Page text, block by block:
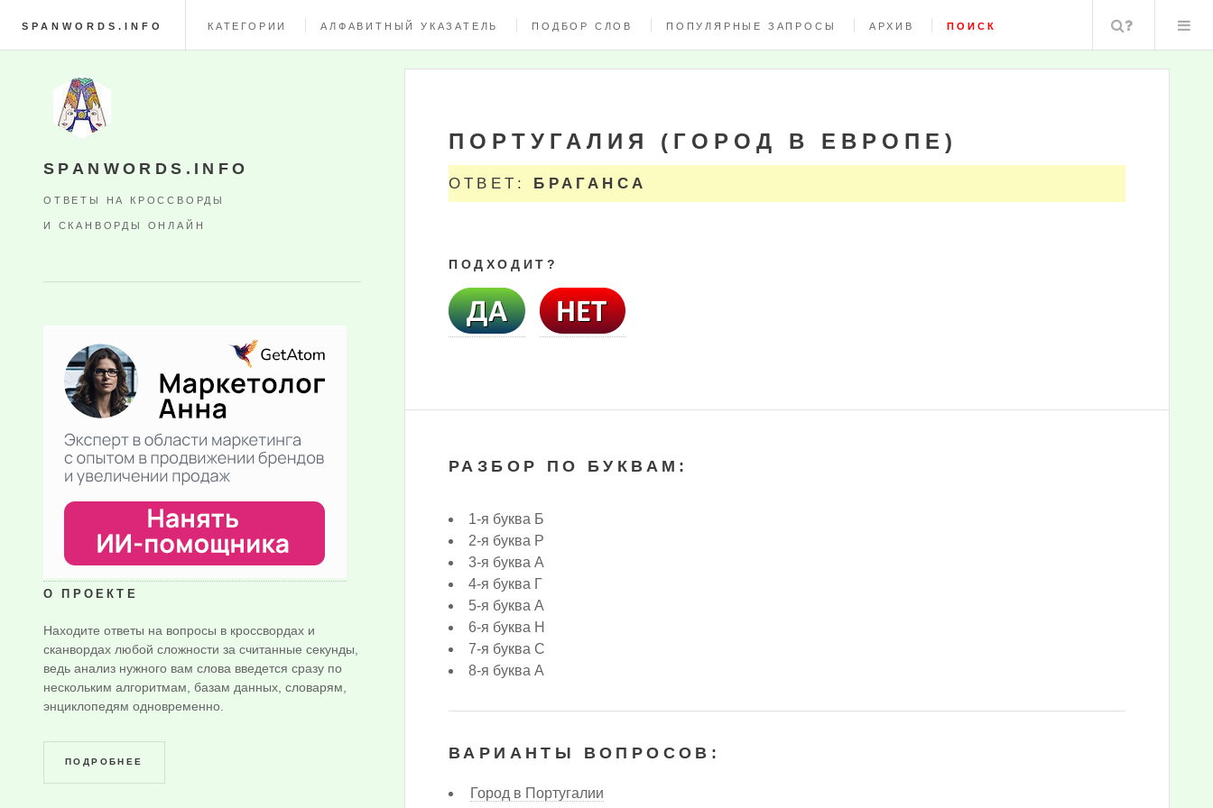
SPANWORDS.INFO КАТЕГОРИИ АЛФАВИТНЫЙ УКАЗАТЕЛЬ ПОДБОР СЛОВ ПОПУЛЯРНЫЕ ЗАПРОСЫ АРХИВ ПОИСК Поиск
ПОРТУГАЛИЯ (ГОРОД В ЕВРОПЕ)
ОТВЕТ: БРАГАНСА
ПОДХОДИТ?
РАЗБОР ПО БУКВАМ:
1-я буква Б
2-я буква Р
3-я буква А
4-я буква Г
5-я буква А
6-я буква Н
7-я буква С
8-я буква А
ВАРИАНТЫ ВОПРОСОВ:
Город в Португалии
SPANWORDS.INFO
ОТВЕТЫ НА КРОССВОРДЫ
И СКАНВОРДЫ ОНЛАЙН
О ПРОЕКТЕ
Находите ответы на вопросы в кроссвордах и
сканвордах любой сложности за считанные секунды,
ведь анализ нужного вам слова введется сразу по
нескольким алгоритмам, базам данных, словарям,
энциклопедям одновременно.
ПОДРОБНЕЕ